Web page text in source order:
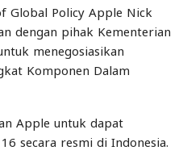
Global Policy Apple Nick
dengan pihak Kementerian
menegosiasikan
Komponen Dalam
Apple untuk dapat
secara resmi di Indonesia.